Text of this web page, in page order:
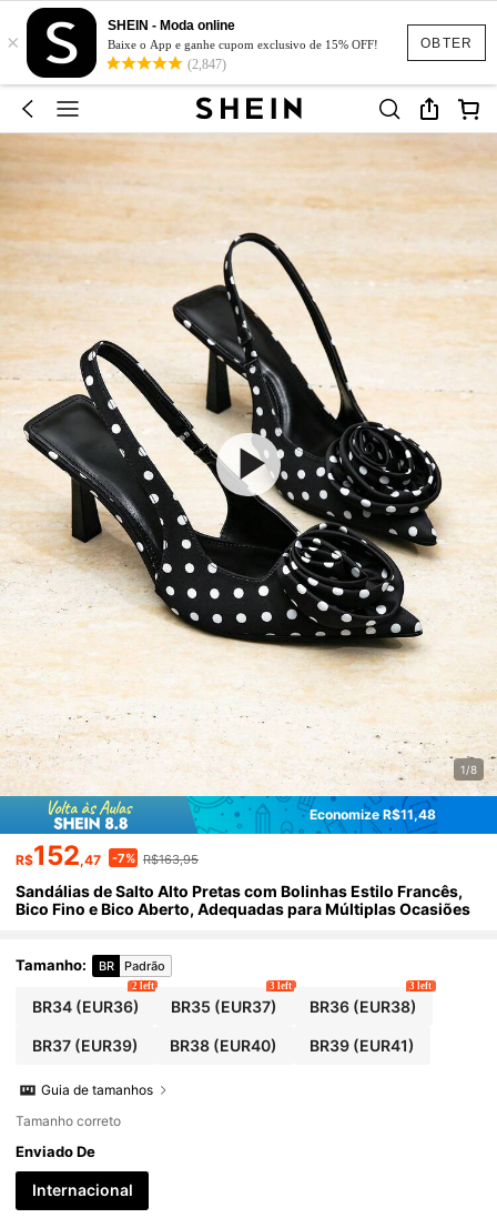
OBTER
×
SHEIN - Moda online
Baixe o App e ganhe cupom exclusivo de 15% OFF!
(2,847)
1/8
Economize R$11,48
R$152,47 -7% R$163,95
Sandálias de Salto Alto Pretas com Bolinhas Estilo Francês,
Bico Fino e Bico Aberto, Adequadas para Múltiplas Ocasiões
Tamanho: BR Padrão
BR34(EUR36)
2 left
BR35 (EUR37)
3 left
BR36(EUR38)
3 left
BR37(EUR39) BR38 (EUR40) BR39(EUR41)
Guia de tamanhos
Tamanho correto
Enviado De
Internacional